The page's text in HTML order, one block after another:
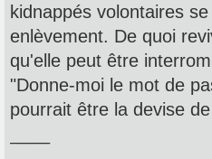
kidnappés volontaires
enlèvement. De quoi
qu'elle peut être
"Donne-moi le mot de
pourrait être la devise